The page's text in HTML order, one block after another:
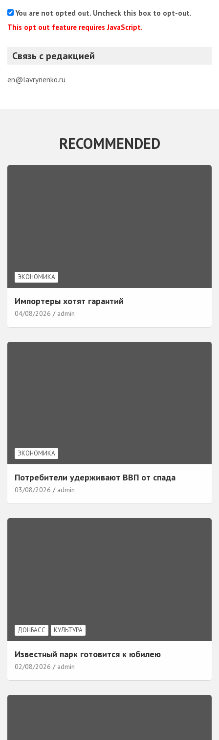
You are not opted out. Uncheck this box to opt-out.
This opt out feature requires JavaScript.
Связь с редакцией
en@lavrynenko.ru
RECOMMENDED
ЭКОНОМИКА
Импортеры хотят гарантий
04/08/2026 admin
ЭКОНОМИКА
Потребители удерживают ВВП от спада
03/08/2026 admin
ДОНБАСС КУЛЬТУРА
Известный парк готовится к юбилею
02/08/2026 admin